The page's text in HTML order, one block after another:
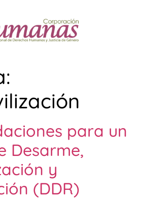
para un
Desarme,
y
(DDR)